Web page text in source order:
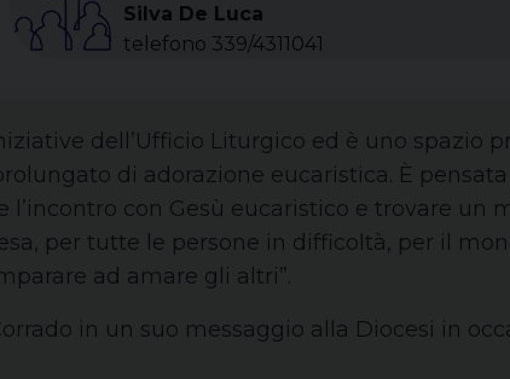
Silva De Luca
telefono 339/4311041
dell’Ufficio Liturgico ed è uno spazio
di adorazione eucaristica. È
con Gesù eucaristico e trovare un
per tutte le persone in difficoltà, per il
ad amare gli altri”.
in un suo messaggio alla Diocesi in